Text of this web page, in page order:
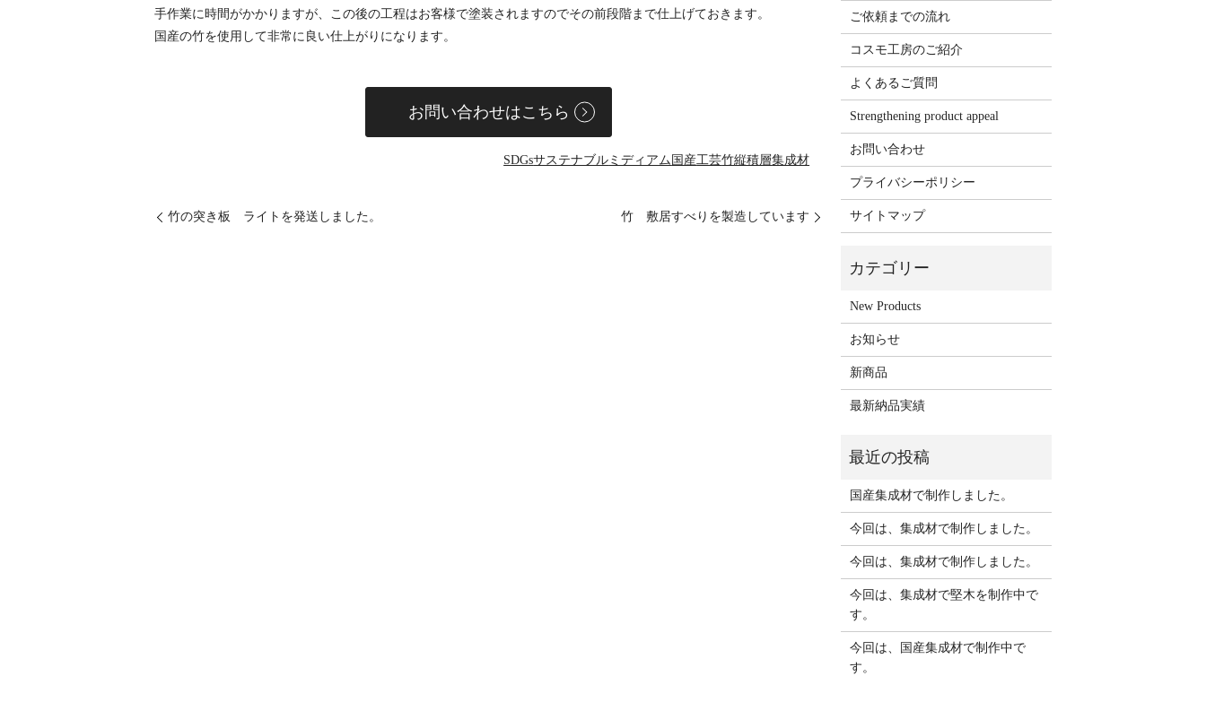
手作業に時間がかかりますが、この後の工程はお客様で塗装されますのでその前段階まで仕上げておきます。
国産の竹を使用して非常に良い仕上がりになります。
お問い合わせはこちら
SDGsサステナブル ミディアム 国産工芸竹縦積層集成材
竹の突き板 ライトを発送しました。 竹 敷居すべりを製造しています
ご依頼までの流れ
コスモ工房のご紹介
よくあるご質問
Strengthening product appeal
お問い合わせ
プライバシーポリシー
サイトマップ
New Products
お知らせ
新商品
最新納品実績
国産集成材で制作しました。
今回は、集成材で制作しました。
今回は、集成材で制作しました。
今回は、集成材で堅木を制作中で
す。
今回は、国産集成材で制作中で
す。